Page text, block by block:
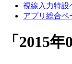
視線入力特設
アプリ総合ペ
「 2015年